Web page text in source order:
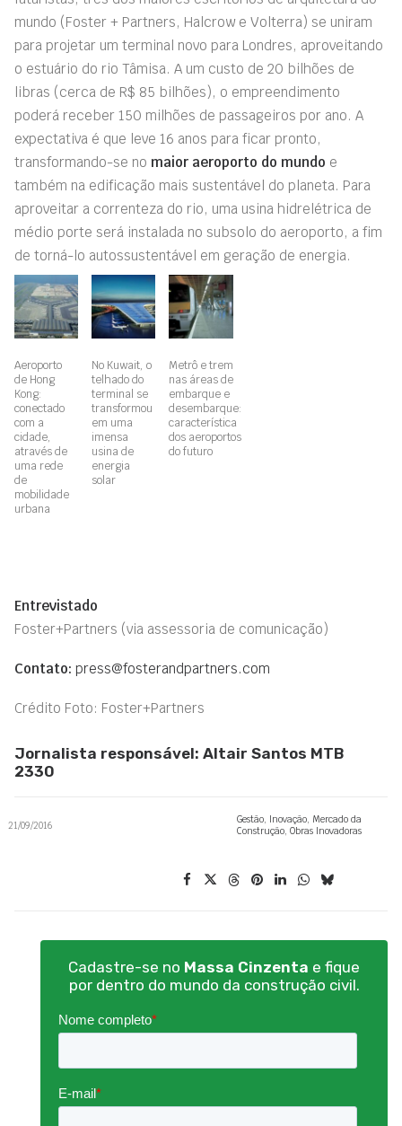
mundo (Foster + Partners, Halcrow e Volterra) se uniram
para projetar um terminal novo para Londres, aproveitando
o estuário do rio Tâmisa. A um custo de 20 bilhões de
libras (cerca de R$ 85 bilhões), o empreendimento
poderá receber 150 milhões de passageiros por ano. A
expectativa é que leve 16 anos para ficar pronto,
transformando-se no maior aeroporto do mundo e
também na edificação mais sustentável do planeta. Para
aproveitar a correnteza do rio, uma usina hidrelétrica de
médio porte será instalada no subsolo do aeroporto, a fim
de torná-lo autossustentável em geração de energia.
Aeroporto
de Hong
Kong:
conectado
com a
cidade,
através de
uma rede
de
mobilidade
urbana
No Kuwait, o
telhado do
terminal se
transformou
em uma
imensa
usina de
energia
solar
Metrô e trem
nas áreas de
embarque e
desembarque:
característica
dos aeroportos
do futuro
Entrevistado
Foster+Partners (via assessoria de comunicação)
Contato: press@fosterandpartners.com
Crédito Foto: Foster+Partners
Jornalista responsável: Altair Santos MTB
2330
21/09/2016 Gestão, Inovação, Mercado da
Construção, Obras Inovadoras
Cadastre-se no Massa Cinzenta e fique
por dentro do mundo da construção civil.